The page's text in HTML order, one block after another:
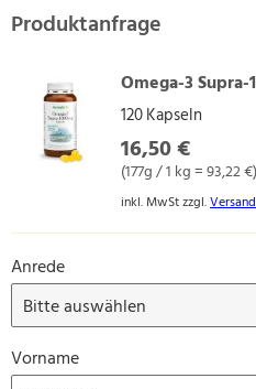
Produktanfrage
Omega-3
120 Kapseln
16,50 €
(177g / 1 kg = 93,22 €)
inkl. MwSt zzgl.
Anrede
Vorname